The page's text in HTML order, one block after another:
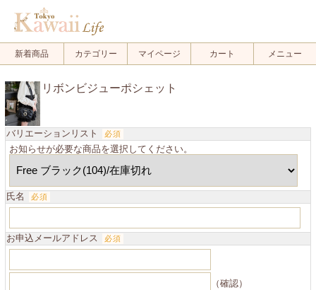
新着商品 カテゴリー マイページ カート メニュー
リボンビジューポシェット
バリエーションリスト 必須
お知らせが必要な商品を選択してください。
氏名 必須
お申込メールアドレス 必須
（確認）